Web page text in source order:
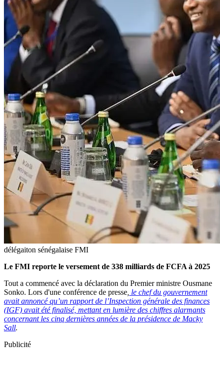
délégaiton sénégalaise FMI
Le FMI reporte le versement de 338 milliards de FCFA à 2025
Tout a commencé avec la déclaration du Premier ministre Ousmane
Sonko. Lors d'une conférence de presse le chef du gouvernement
avait annoncé qu’un rapport de l’Inspection générale des finances
(IGF) avait été finalisé, mettant en lumière des chiffres alarmants
concernant les cinq dernières années de la présidence de Macky
Sall.
Publicité